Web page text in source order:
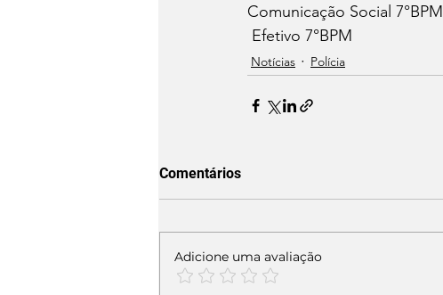
Comunicação Social 7°BPM
Efetivo 7°BPM
Notícias Polícia
Comentários
Adicione uma avaliação